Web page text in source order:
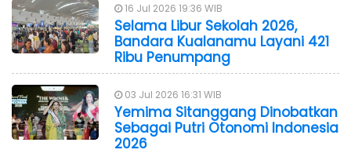
16 Jul 2026 19:36 WIB
Selama Libur Sekolah 2026,
Bandara Kualanamu Layani 421
Ribu Penumpang
03 Jul 2026 16:31 WIB
Yemima Sitanggang Dinobatkan
Sebagai Putri Otonomi Indonesia
2026